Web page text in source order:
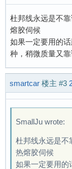
杜邦线永远是不
熔胶伺候
如果一定要用的
种，稍微质量又
smartcar 楼主 #3
SmallJu wrote:
杜邦线永远是不
热熔胶伺候
如果一定要用的